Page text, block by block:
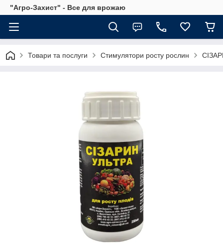
"Агро-Захист" - Все для врожаю
Товари та послуги Стимулятори росту рослин